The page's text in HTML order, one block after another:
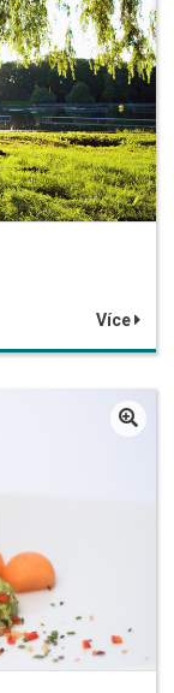
Více